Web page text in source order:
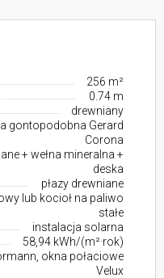
256 m²
0.74 m
drewniany
gontopodobna Gerard
Corona
+ wełna mineralna +
deska
płazy drewniane
lub kocioł na paliwo
stałe
instalacja solarna
58,94 kWh/(m²·rok)
okna połaciowe
Velux